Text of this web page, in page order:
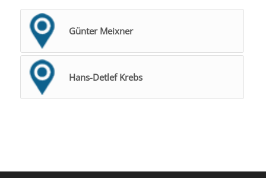
Günter Meixner
Hans-Detlef Krebs